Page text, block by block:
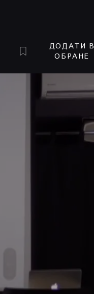
ДОДАТИ В
ОБРАНЕ